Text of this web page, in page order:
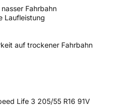
Fahrbahn
Laufleistung
auf trockener Fahrbahn
Life 3 205/55 R16 91V